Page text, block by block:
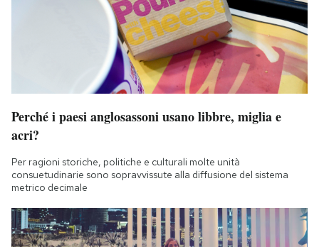
Perché i paesi anglosassoni usano libbre, miglia e
acri?
Per ragioni storiche, politiche e culturali molte unità
consuetudinarie sono sopravvissute alla diffusione del sistema
metrico decimale